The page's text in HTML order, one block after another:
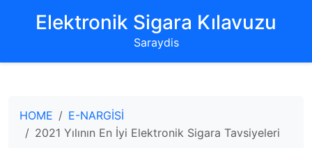
‌Elektronik Sigara Kılavuzu‌
Saraydis
HOME
E-NARGİSİ
2021 Yılının En İyi Elektronik Sigara Tavsiyeleri